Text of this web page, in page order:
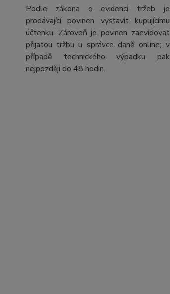
Podle zákona o evidenci tržeb je
prodávající povinen vystavit kupujícímu
účtenku. Zároveň je povinen zaevidovat
přijatou tržbu u správce daně online; v
případě technického výpadku pak
nejpozději do 48 hodin.